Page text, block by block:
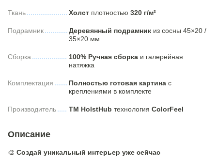
Ткань Холст плотностью 320 г/м²
Подрамник Деревянный подрамник из сосны 45×20 /
35×20 мм
Сборка 100% Ручная сборка и галерейная
натяжка
Комплектация Полностью готовая картина с
креплениями в комплекте
Производитель ТМ HolstHub технология ColorFeel
Описание
🎨 Создай уникальный интерьер уже сейчас